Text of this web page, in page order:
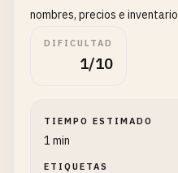
nombres, precios e inventario
DIFICULTAD
1/10
TIEMPO ESTIMADO
1 min
ETIQUETAS